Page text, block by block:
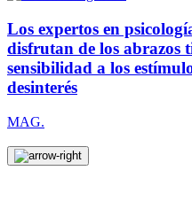
Los expertos en
disfrutan de los abrazos
sensibilidad a los
desinterés
MAG.